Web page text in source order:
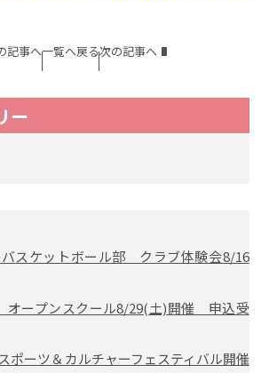
記事へ一覧へ戻る次の記事へ
ー
スケットボール部 クラブ体験会8/16
ープンスクール8/29(土)開催 申込受
ーツ＆カルチャーフェスティバル開催